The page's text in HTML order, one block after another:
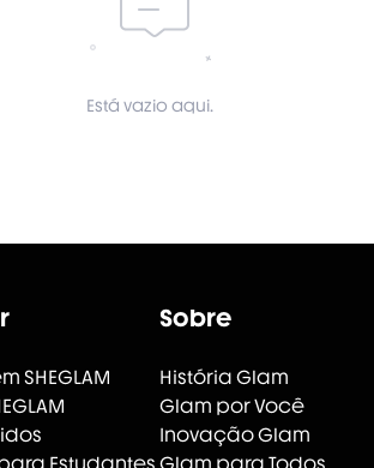
Está vazio aqui.
SHEGLAM
Sobre
História Glam
Glam por Você
Inovação Glam